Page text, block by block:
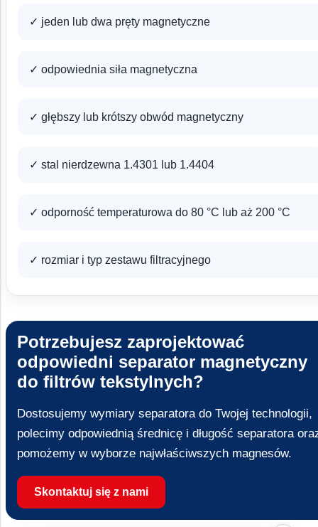
✓ jeden lub dwa pręty magnetyczne
✓ odpowiednia siła magnetyczna
✓ głębszy lub krótszy obwód magnetyczny
✓ stal nierdzewna 1.4301 lub 1.4404
✓ odporność temperaturowa do 80 °C lub aż 200 °C
✓ rozmiar i typ zestawu filtracyjnego
Potrzebujesz zaprojektować
odpowiedni separator magnetyczny
do filtrów tekstylnych?
Dostosujemy wymiary separatora do Twojej technologii,
polecimy odpowiednią średnicę i długość separatora
pomożemy w wyborze najwłaściwszych magnesów.
Skontaktuj się z nami